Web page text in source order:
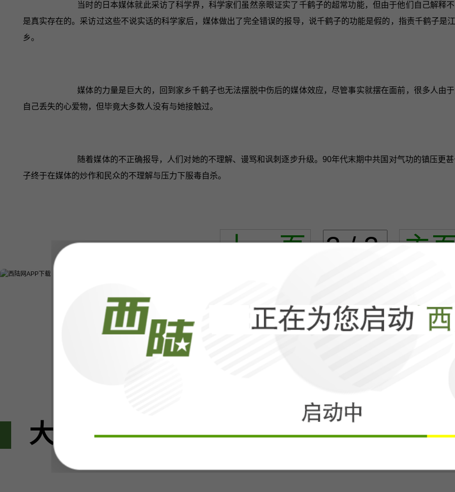
当时的日本媒体就此采访了科学界，科学家们虽然亲眼证实了千鹤子的超常功能，但由于他们自己解释
是真实存在的。采访过这些不说实话的科学家后，媒体做出了完全错误的报导，说千鹤子的功能是假的，指责千鹤子是
乡。
媒体的力量是巨大的，回到家乡千鹤子也无法摆脱中伤后的媒体效应，尽管事实就摆在面前，很多人由
自己丢失的心爱物，但毕竟大多数人没有与她接触过。
随着媒体的不正确报导，人们对她的不理解、谩骂和讽刺逐步升级。90年代末期中共国对气功的镇压更
子终于在媒体的炒作和民众的不理解与压力下服毒自杀。
上一页 主
大家都在看